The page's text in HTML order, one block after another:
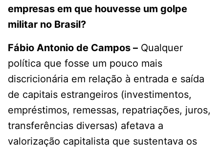
empresas em que houvesse um golpe
militar no Brasil?
Fábio Antonio de Campos – Qualquer
política que fosse um pouco mais
discricionária em relação à entrada e saída
de capitais estrangeiros (investimentos,
empréstimos, remessas, repatriações, juros,
transferências diversas) afetava a
valorização capitalista que sustentava os